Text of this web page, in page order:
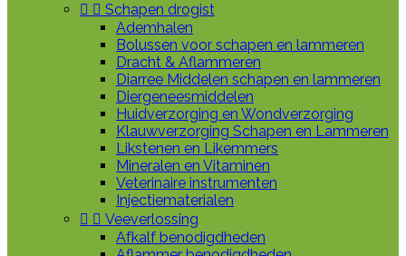
  Schapen drogist
Ademhalen
Bolussen voor schapen en lammeren
Dracht & Aflammeren
Diarree Middelen schapen en lammeren
Diergeneesmiddelen
Huidverzorging en Wondverzorging
Klauwverzorging Schapen en Lammeren
Likstenen en Likemmers
Mineralen en Vitaminen
Veterinaire instrumenten
Injectiematerialen
  Veeverlossing
Afkalf benodigdheden